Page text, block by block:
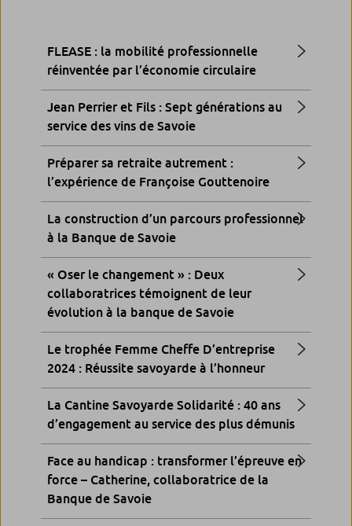
FLEASE : la mobilité professionnelle
réinventée par l’économie circulaire
Jean Perrier et Fils : Sept générations au
service des vins de Savoie
Préparer sa retraite autrement :
l’expérience de Françoise Gouttenoire
La construction d’un parcours professionnel
à la Banque de Savoie
« Oser le changement » : Deux
collaboratrices témoignent de leur
évolution à la banque de Savoie
Le trophée Femme Cheffe D’entreprise
2024 : Réussite savoyarde à l’honneur
La Cantine Savoyarde Solidarité : 40 ans
d’engagement au service des plus démunis
Face au handicap : transformer l’épreuve en
force – Catherine, collaboratrice de la
Banque de Savoie